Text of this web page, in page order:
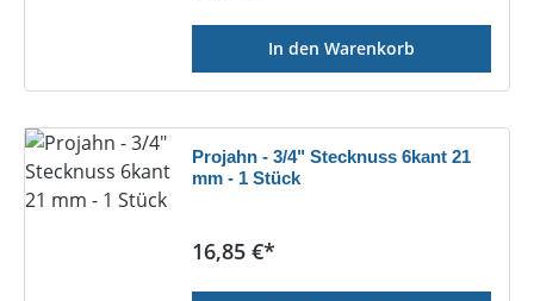
In den Warenkorb
Projahn - 3/4" Stecknuss 6kant 21
mm - 1 Stück
Regulärer Preis:
16,85 €*